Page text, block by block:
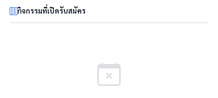
กิจกรรมที่เปิดรับสมัคร